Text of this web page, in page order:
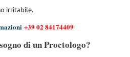
irritabile.
+39 02 84174409
di un Proctologo?